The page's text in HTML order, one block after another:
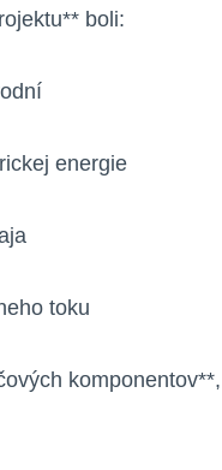
boli:
energie
toku